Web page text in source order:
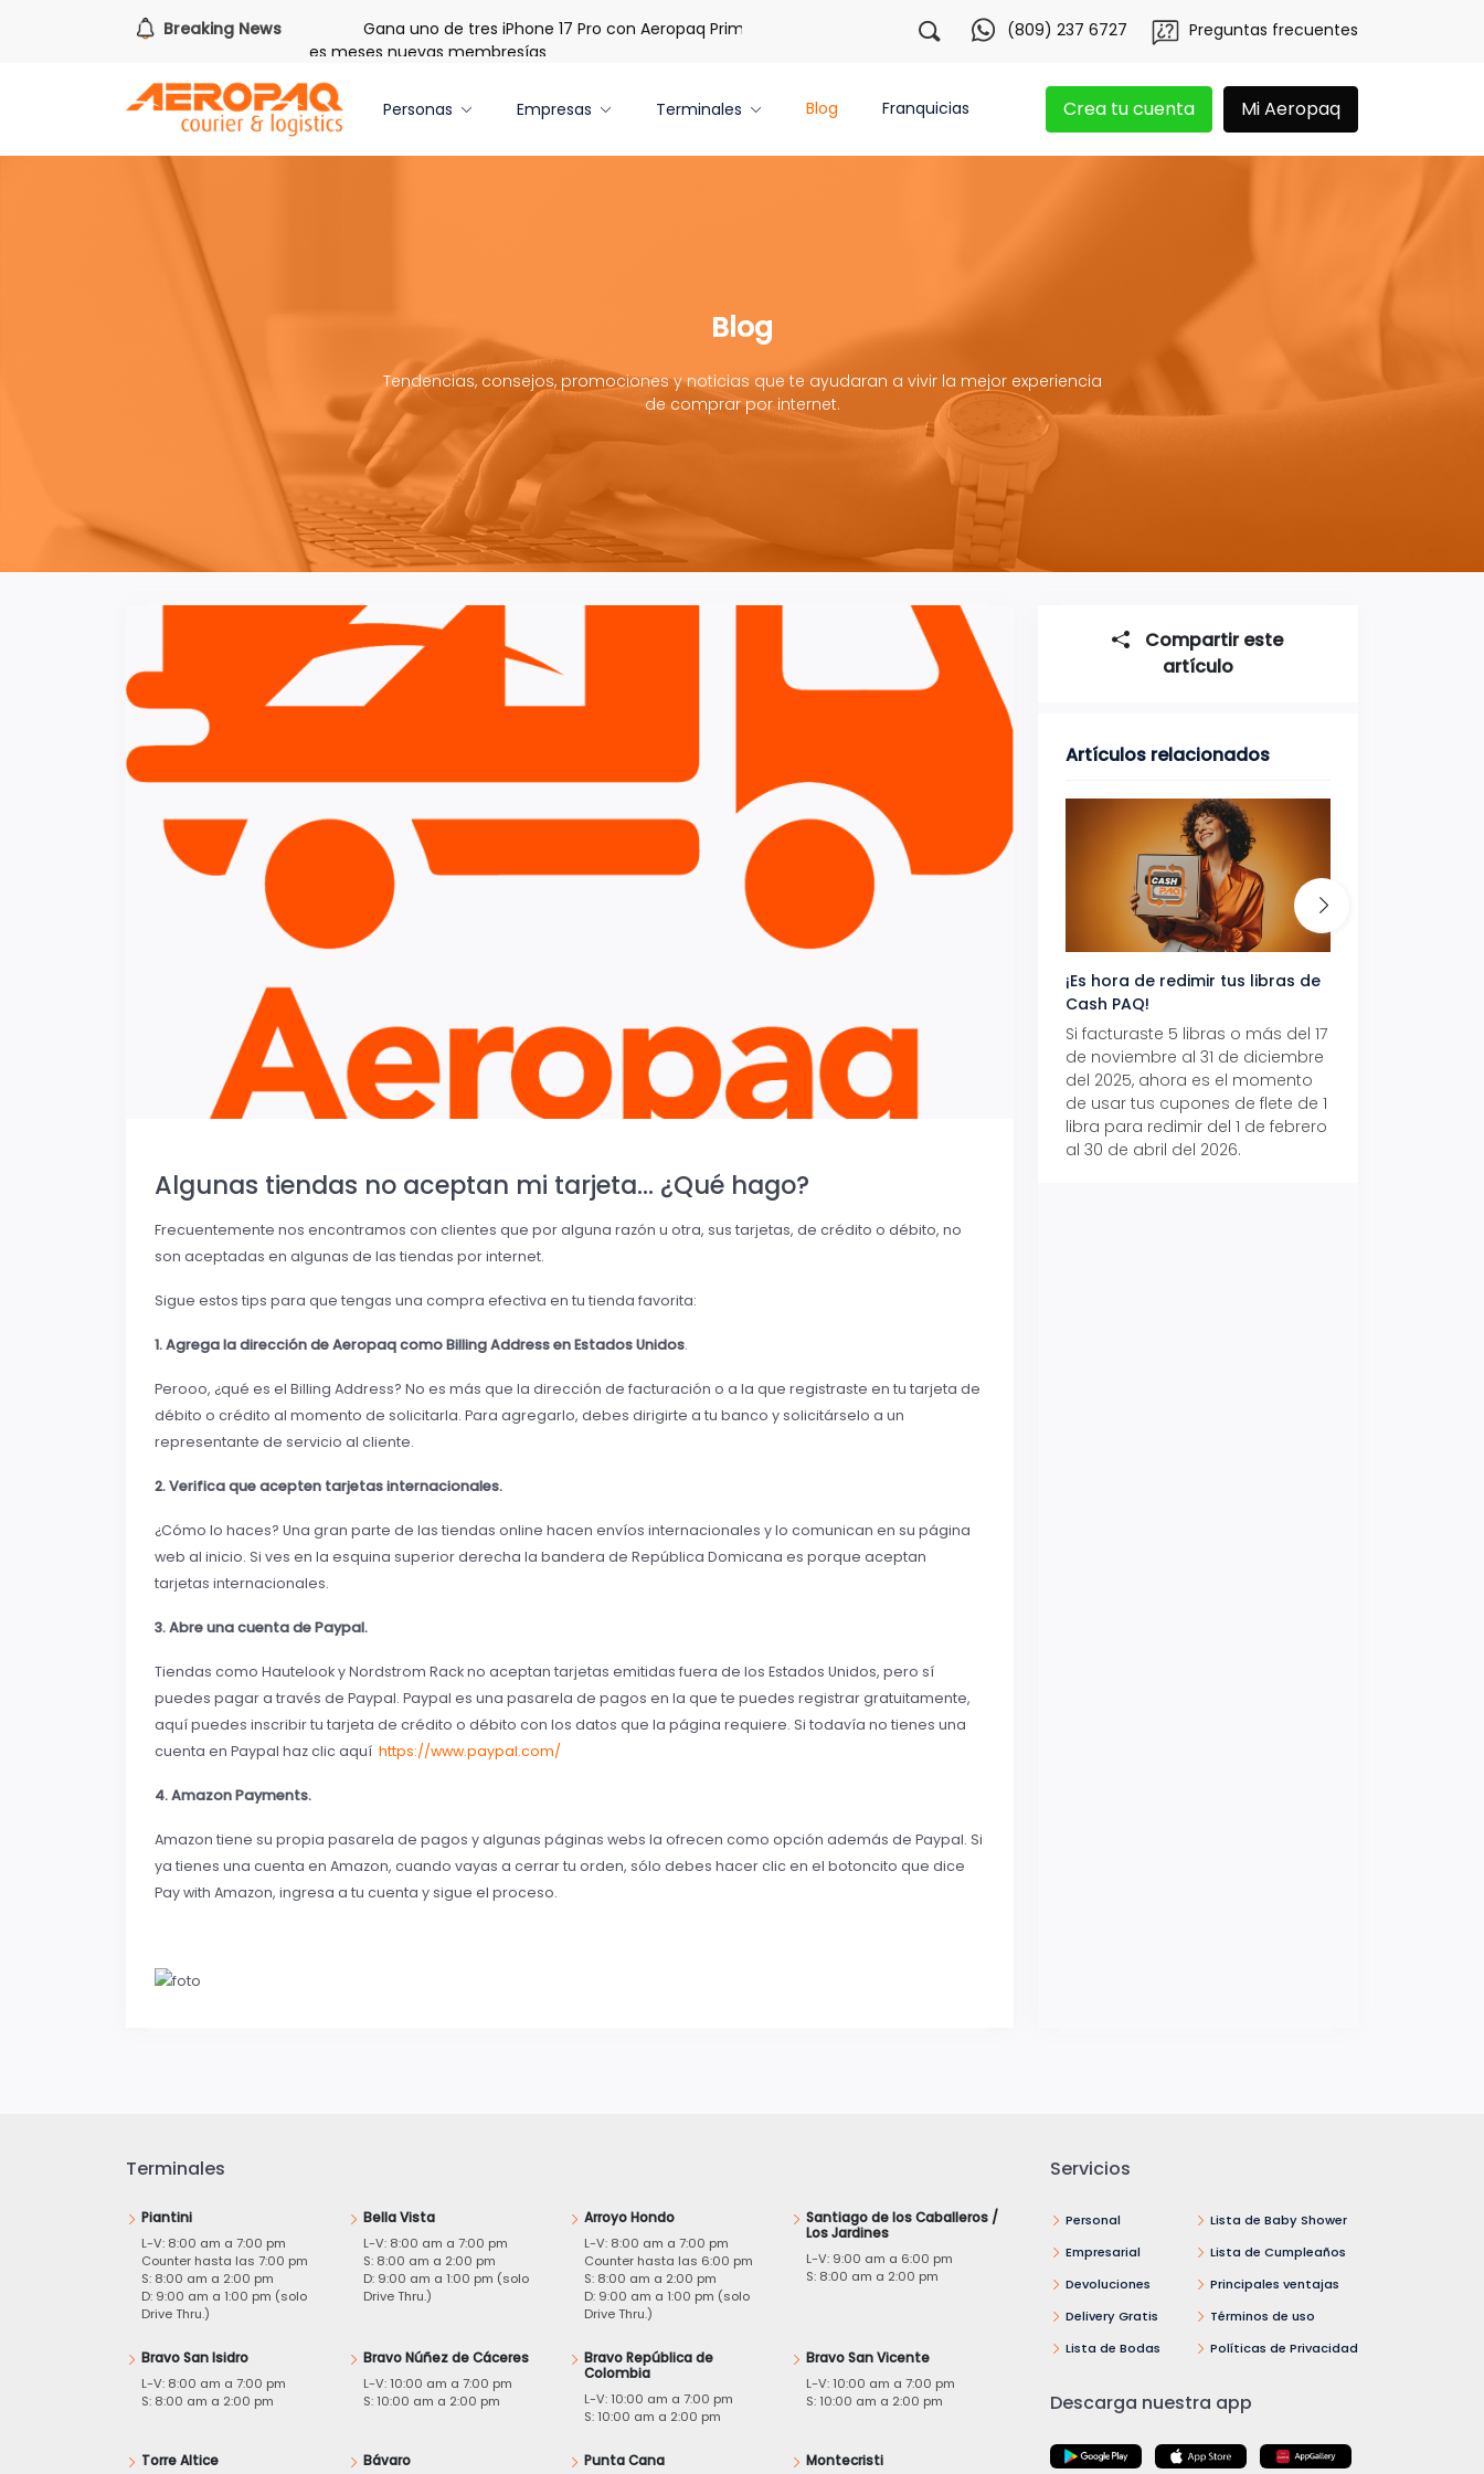
Breaking News
de redimir tus libras de Cash PAQ! Gana uno de tres iPhone 17 Pro con Aeropaq Prime ¡Regístrate con nosotros y obtén 20 libras gratis por 3 meses!
Tu app Aeropaq se
de Bienvenida: 20 libras gratis por tres meses nuevas membresías
(809) 237 6727 Preguntas frecuentes
Personas Empresas Terminales Blog Franquicias Crea tu cuenta Mi Aeropaq
Blog
Tendencias, consejos, promociones y noticias que te ayudaran a vivir la mejor experiencia
de comprar por internet.
Algunas tiendas no aceptan mi tarjeta… ¿Qué hago?
Frecuentemente nos encontramos con clientes que por alguna razón u otra, sus tarjetas, de crédito o débito, no
son aceptadas en algunas de las tiendas por internet.
Sigue estos tips para que tengas una compra efectiva en tu tienda favorita:
1. Agrega la dirección de Aeropaq como Billing Address en Estados Unidos.
Perooo, ¿qué es el Billing Address? No es más que la dirección de facturación o a la que registraste en tu tarjeta de
débito o crédito al momento de solicitarla. Para agregarlo, debes dirigirte a tu banco y solicitárselo a un
representante de servicio al cliente.
2. Verifica que acepten tarjetas internacionales.
¿Cómo lo haces? Una gran parte de las tiendas online hacen envíos internacionales y lo comunican en su página
web al inicio. Si ves en la esquina superior derecha la bandera de República Domicana es porque aceptan
tarjetas internacionales.
3. Abre una cuenta de Paypal.
Tiendas como Hautelook y Nordstrom Rack no aceptan tarjetas emitidas fuera de los Estados Unidos, pero sí
puedes pagar a través de Paypal. Paypal es una pasarela de pagos en la que te puedes registrar gratuitamente,
aquí puedes inscribir tu tarjeta de crédito o débito con los datos que la página requiere. Si todavía no tienes una
cuenta en Paypal haz clic aquí https://www.paypal.com/
4. Amazon Payments.
Amazon tiene su propia pasarela de pagos y algunas páginas webs la ofrecen como opción además de Paypal. Si
ya tienes una cuenta en Amazon, cuando vayas a cerrar tu orden, sólo debes hacer clic en el botoncito que dice
Pay with Amazon, ingresa a tu cuenta y sigue el proceso.
Compartir este
artículo
Artículos relacionados
¡Es hora de redimir tus libras de
Cash PAQ!
Si facturaste 5 libras o más del 17
de noviembre al 31 de diciembre
del 2025, ahora es el momento
de usar tus cupones de flete de 1
libra para redimir del 1 de febrero
al 30 de abril del 2026.
Terminales
Piantini
L-V: 8:00 am a 7:00 pm
Counter hasta las 7:00 pm
S: 8:00 am a 2:00 pm
D: 9:00 am a 1:00 pm (solo
Drive Thru.)
Bella Vista
L-V: 8:00 am a 7:00 pm
S: 8:00 am a 2:00 pm
D: 9:00 am a 1:00 pm (solo
Drive Thru.)
Arroyo Hondo
L-V: 8:00 am a 7:00 pm
Counter hasta las 6:00 pm
S: 8:00 am a 2:00 pm
D: 9:00 am a 1:00 pm (solo
Drive Thru.)
Santiago de los Caballeros /
Los Jardines
L-V: 9:00 am a 6:00 pm
S: 8:00 am a 2:00 pm
Bravo San Isidro
L-V: 8:00 am a 7:00 pm
S: 8:00 am a 2:00 pm
Bravo Núñez de Cáceres
L-V: 10:00 am a 7:00 pm
S: 10:00 am a 2:00 pm
Bravo República de
Colombia
L-V: 10:00 am a 7:00 pm
S: 10:00 am a 2:00 pm
Bravo San Vicente
L-V: 10:00 am a 7:00 pm
S: 10:00 am a 2:00 pm
Torre Altice Bávaro Punta Cana Montecristi
Servicios
Personal
Empresarial
Devoluciones
Delivery Gratis
Lista de Bodas
Lista de Baby Shower
Lista de Cumpleaños
Principales ventajas
Términos de uso
Políticas de Privacidad
Descarga nuestra app